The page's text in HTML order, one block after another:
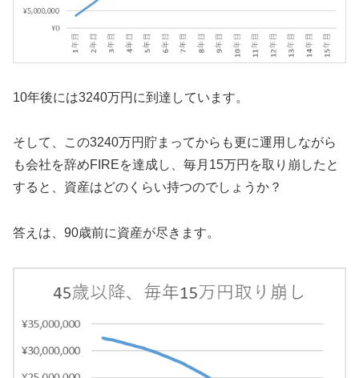
10年後には3240万円に到達しています。
そして、この3240万円貯まってからも更に運用しながら
も会社を辞めFIREを達成し、毎月15万円を取り崩したと
すると、資産はどのくらい持つのでしょうか？
答えは、90歳前に資産が尽きます。